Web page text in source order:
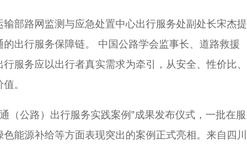
路网监测与应急处置中心出行服务处副处长宋杰提
出行服务保障链。 中国公路学会监事长、道路救援
服务应以出行者真实需求为牵引，从安全、性价比、
。
公路）出行服务实践案例”成果发布仪式，一批在服
能源补给等方面表现突出的案例正式亮相。来自四川